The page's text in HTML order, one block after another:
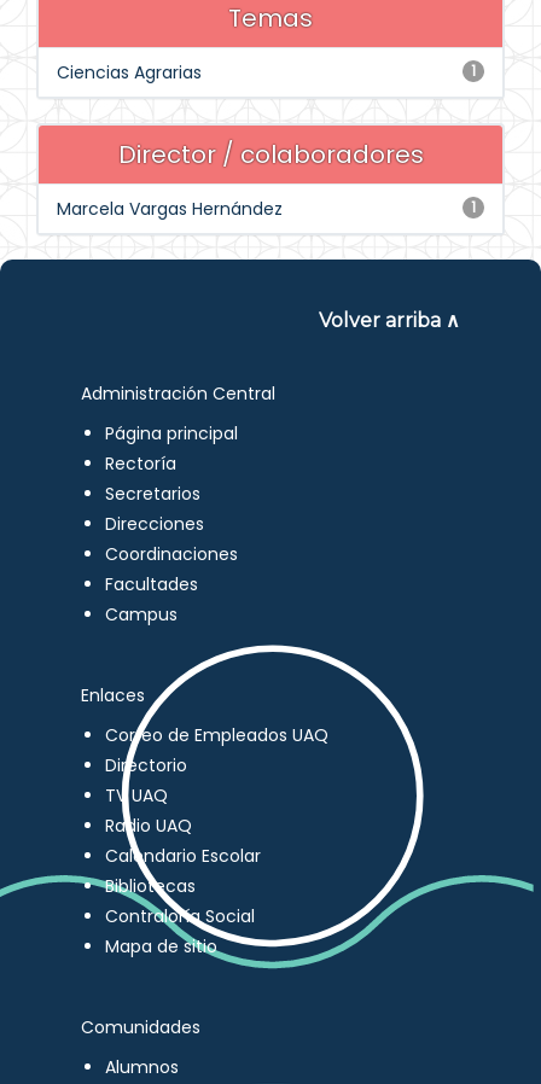
Temas
1
Ciencias Agrarias
Director / colaboradores
1
Marcela Vargas Hernández
Volver arriba ∧
Administración Central
Página principal
Rectoría
Secretarios
Direcciones
Coordinaciones
Facultades
Campus
Enlaces
Correo de Empleados UAQ
Directorio
TV UAQ
Radio UAQ
Calendario Escolar
Bibliotecas
Contraloría Social
Mapa de sitio
Comunidades
Alumnos